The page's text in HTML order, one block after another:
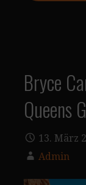
Bryce
Queens
13. März
Admin